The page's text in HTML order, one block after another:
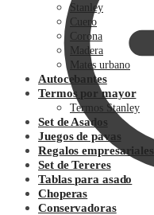
Stanley
Cuero
Corona
Madera
Mates urbano
Autocebantes
Termos por mayor
Termos Stanley
Set de Asados
Juegos de pavas
Regalos empresariales
Set de Tereres
Tablas para asado
Choperas
Conservadoras